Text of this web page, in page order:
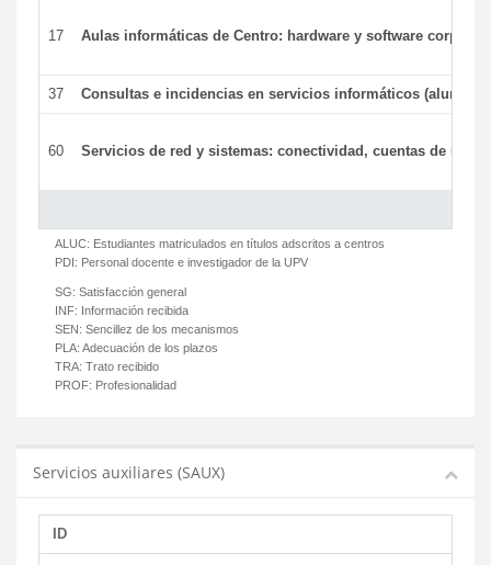
17 Aulas informáticas de Centro: hardware y software
37 Consultas e incidencias en servicios informáticos (alumnos)
60 Servicios de red y sistemas: conectividad, cuentas de
ALUC: Estudiantes matriculados en títulos adscritos a centros
PDI: Personal docente e investigador de la UPV
SG: Satisfacción general
INF: Información recibida
SEN: Sencillez de los mecanismos
PLA: Adecuación de los plazos
TRA: Trato recibido
PROF: Profesionalidad
Servicios auxiliares (SAUX)
ID